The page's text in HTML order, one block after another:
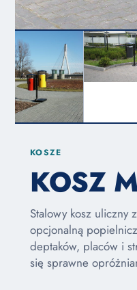
KOSZE
KOSZ
Stalowy kosz uliczny
opcjonalną
deptaków, placów i
się sprawne